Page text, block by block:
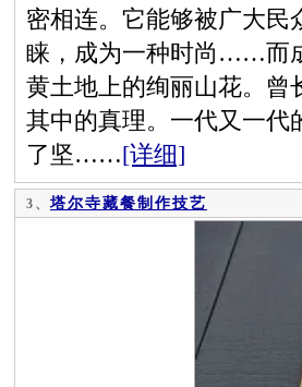
密相连。它能够被广大民
睐，成为一种时尚……而
黄土地上的绚丽山花。曾
其中的真理。一代又一代
了坚……[详细]
3、 塔尔寺藏餐制作技艺